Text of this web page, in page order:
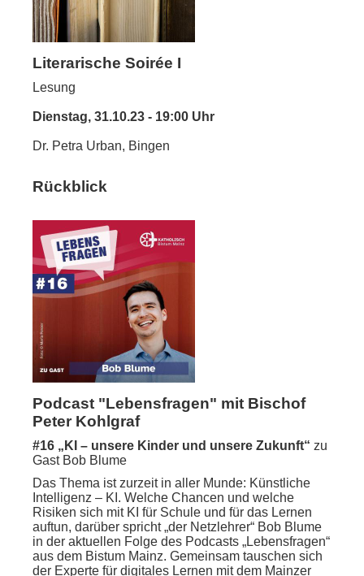
Literarische Soirée I
Lesung
Dienstag, 31.10.23 - 19:00 Uhr
Dr. Petra Urban, Bingen
Rückblick
Podcast "Lebensfragen" mit Bischof
Peter Kohlgraf
#16 „ KI – unsere Kinder und unsere Zukunft“ zu
Gast Bob Blume
Das Thema ist zurzeit in aller Munde: Künstliche
Intelligenz – KI. Welche Chancen und welche
Risiken sich mit KI für Schule und für das Lernen
auftun, darüber spricht „der Netzlehrer“ Bob Blume
in der aktuellen Folge des Podcasts „Lebensfragen“
aus dem Bistum Mainz. Gemeinsam tauschen sich
der Experte für digitales Lernen mit dem Mainzer